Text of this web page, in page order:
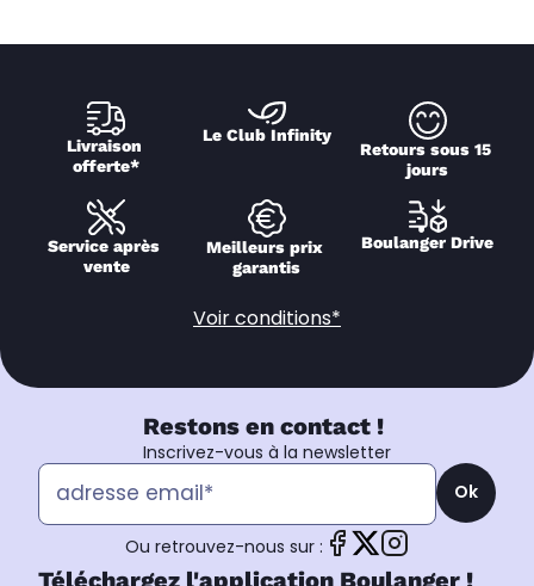
Livraison
offerte*
Le Club Infinity
Retours sous 15
jours
Service après
vente
Meilleurs prix
garantis
Boulanger Drive
Voir conditions*
Restons en contact !
Inscrivez-vous à la newsletter
Ok
Ou retrouvez-nous sur :
Téléchargez l'application Boulanger !